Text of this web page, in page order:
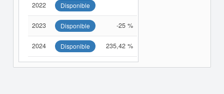
2022 Disponible
2023 Disponible -25 %
2024 Disponible 235,42 %